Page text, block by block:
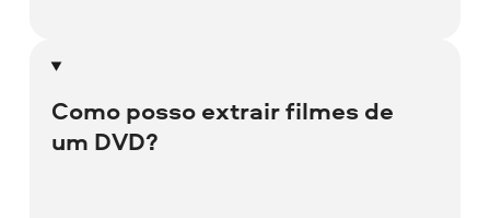
Como posso extrair filmes de
um DVD?